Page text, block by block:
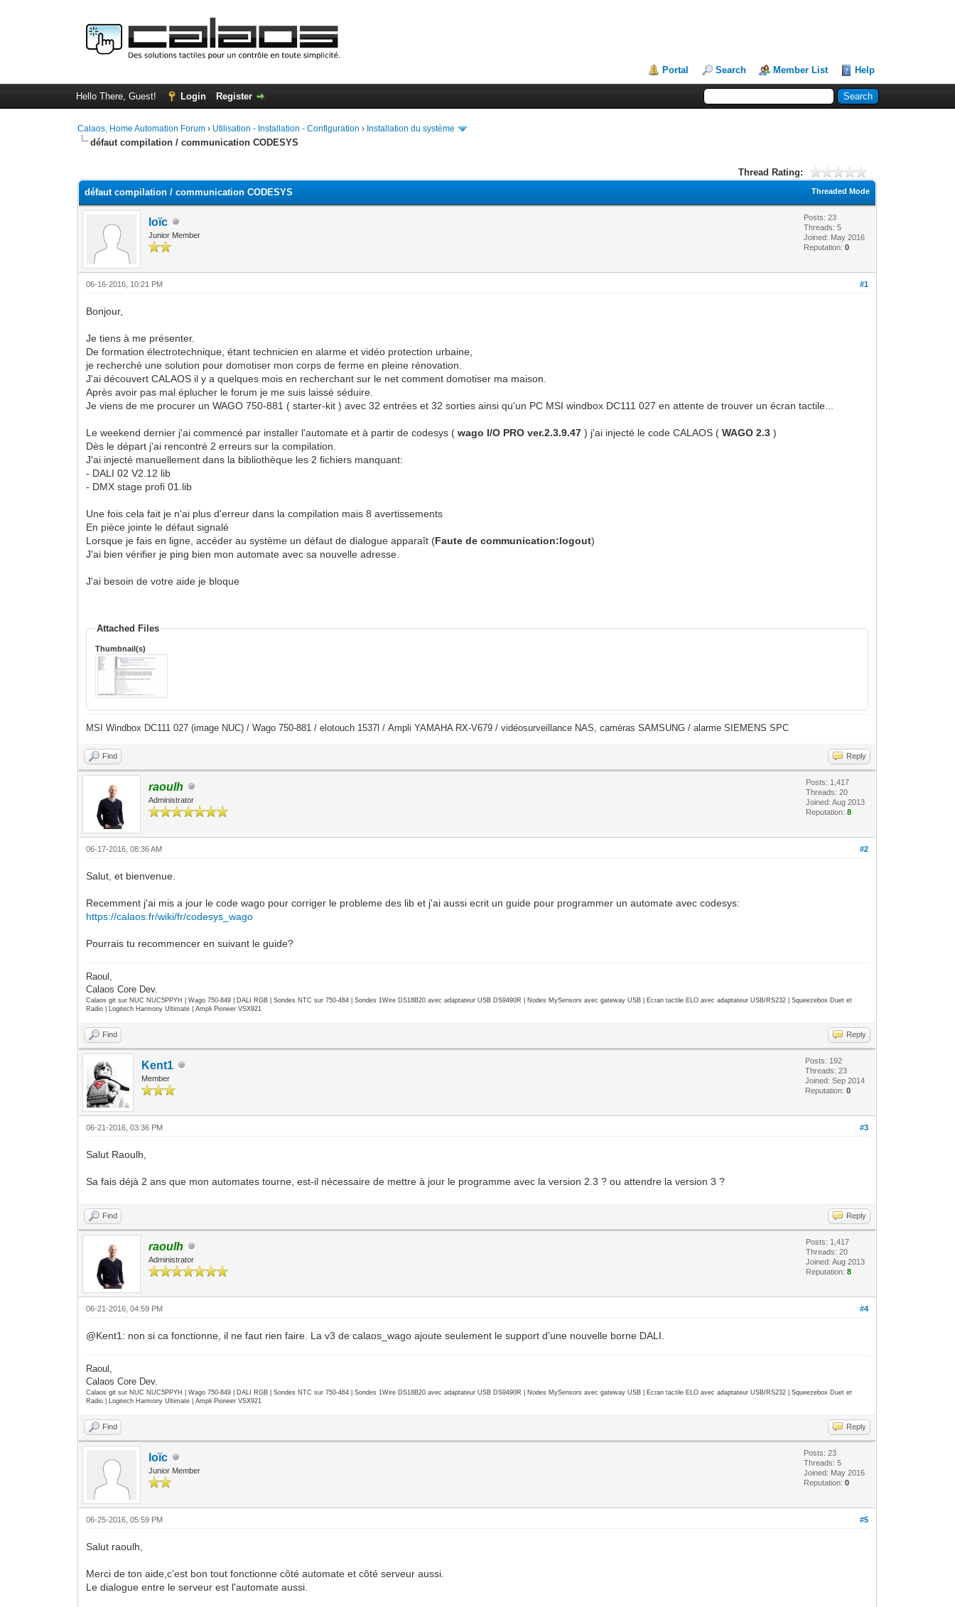
Portal Search Member List Help
Hello There, Guest! Login Register
Calaos, Home Automation Forum › Utilisation - Installation - Configuration › Installation du système
défaut compilation / communication CODESYS
Thread Rating:
Threaded Mode
défaut compilation / communication CODESYS
loïc
Junior Member
Posts: 23
Threads: 5
Joined: May 2016
Reputation:0
#1
06-16-2016, 10:21 PM
Bonjour,
Je tiens à me présenter.
De formation électrotechnique, étant technicien en alarme et vidéo protection urbaine,
je recherché une solution pour domotiser mon corps de ferme en pleine rénovation.
J'ai découvert CALAOS il y a quelques mois en recherchant sur le net comment domotiser ma maison.
Après avoir pas mal éplucher le forum je me suis laissé séduire.
Je viens de me procurer un WAGO 750-881 ( starter-kit ) avec 32 entrées et 32 sorties ainsi qu'un PC MSI windbox DC111 027 en attente de trouver un écran tactile...
Le weekend dernier j'ai commencé par installer l'automate et à partir de codesys (wago I/O PRO ver.2.3.9.47 ) j'ai injecté le code CALAOS (WAGO 2.3 )
Dès le départ j'ai rencontré 2 erreurs sur la compilation.
J'ai injecté manuellement dans la bibliothèque les 2 fichiers manquant:
- DALI 02 V2.12 lib
- DMX stage profi 01.lib
Une fois cela fait je n'ai plus d'erreur dans la compilation mais 8 avertissements
En pièce jointe le défaut signalé
Lorsque je fais en ligne, accéder au système un défaut de dialogue apparaît (Faute de communication:logout)
J'ai bien vérifier je ping bien mon automate avec sa nouvelle adresse.
J'ai besoin de votre aide je bloque
Attached Files
Thumbnail(s)
MSI Windbox DC111 027 (image NUC) / Wago 750-881 / elotouch 1537l / Ampli YAMAHA RX-V679 / vidéosurveillance NAS, caméras SAMSUNG / alarme SIEMENS SPC
Find Reply
raoulh
Administrator
Posts: 1,417
Threads: 20
Joined: Aug 2013
Reputation:8
#2
06-17-2016, 08:36 AM
Salut, et bienvenue.
Recemment j'ai mis a jour le code wago pour corriger le probleme des lib et j'ai aussi ecrit un guide pour programmer un automate avec codesys:
https://calaos.fr/wiki/fr/codesys_wago
Pourrais tu recommencer en suivant le guide?
Raoul,
Calaos Core Dev.
Calaos git sur NUC NUC5PPYH | Wago 750-849 | DALI RGB | Sondes NTC sur 750-464 | Sondes 1Wire DS18B20 avec adaptateur USB DS9490R | Nodes MySensors avec gateway USB | Ecran tactile ELO avec adaptateur USB/RS232 | Squeezebox Duet et
Radio | Logitech Harmony Ultimate | Ampli Pioneer VSX921
Find Reply
Kent1
Member
Posts: 192
Threads: 23
Joined: Sep 2014
Reputation:0
#3
06-21-2016, 03:36 PM
Salut Raoulh,
Sa fais déjà 2 ans que mon automates tourne, est-il nécessaire de mettre à jour le programme avec la version 2.3 ? ou attendre la version 3 ?
Find Reply
raoulh
Administrator
Posts: 1,417
Threads: 20
Joined: Aug 2013
Reputation:8
#4
06-21-2016, 04:59 PM
@Kent1: non si ca fonctionne, il ne faut rien faire. La v3 de calaos_wago ajoute seulement le support d'une nouvelle borne DALI.
Raoul,
Calaos Core Dev.
Calaos git sur NUC NUC5PPYH | Wago 750-849 | DALI RGB | Sondes NTC sur 750-464 | Sondes 1Wire DS18B20 avec adaptateur USB DS9490R | Nodes MySensors avec gateway USB | Ecran tactile ELO avec adaptateur USB/RS232 | Squeezebox Duet et
Radio | Logitech Harmony Ultimate | Ampli Pioneer VSX921
Find Reply
loïc
Junior Member
Posts: 23
Threads: 5
Joined: May 2016
Reputation:0
#5
06-25-2016, 05:59 PM
Salut raoulh,
Merci de ton aide,c'est bon tout fonctionne côté automate et côté serveur aussi.
Le dialogue entre le serveur est l'automate aussi.